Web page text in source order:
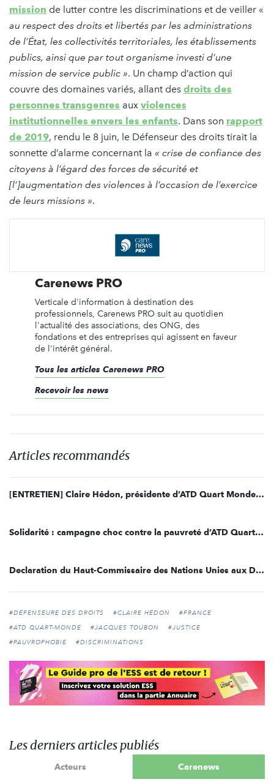
mission de lutter contre les discriminations et de veiller «
au respect des droits et libertés par les administrations
de l’État, les collectivités territoriales, les établissements
publics, ainsi que par tout organisme investi d’une
mission de service public ». Un champ d’action qui
couvre des domaines variés, allant des droits des
personnes transgenres aux violences
institutionnelles envers les enfants. Dans son rapport
de 2019, rendu le 8 juin, le Défenseur des droits tirait la
sonnette d’alarme concernant la « crise de confiance des
citoyens à l’égard des forces de sécurité et
[l’]augmentation des violences à l’occasion de l’exercice
de leurs missions ».
Carenews PRO
Verticale d'information à destination des
professionnels, Carenews PRO suit au quotidien
l'actualité des associations, des ONG, des
fondations et des entreprises qui agissent en faveur
de l'intérêt général.
Tous les articles Carenews PRO
Recevoir les news
Articles recommandés
[ENTRETIEN] Claire Hédon, présidente d’ATD Quart Monde France
Solidarité : campagne choc contre la pauvreté d’ATD Quart Monde
Declaration du Haut-Commissaire des Nations Unies aux Droits de l'Homme
#DÉFENSEURE DES DROITS #CLAIRE HÉDON
#FRANCE
#ATD QUART-MONDE
#JACQUES TOUBON
#JUSTICE
#PAUVROPHOBIE
#DISCRIMINATIONS
Les derniers articles publiés
Acteurs Carenews